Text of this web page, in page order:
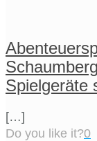
Spielgeräte
[…]
Do you like it?0